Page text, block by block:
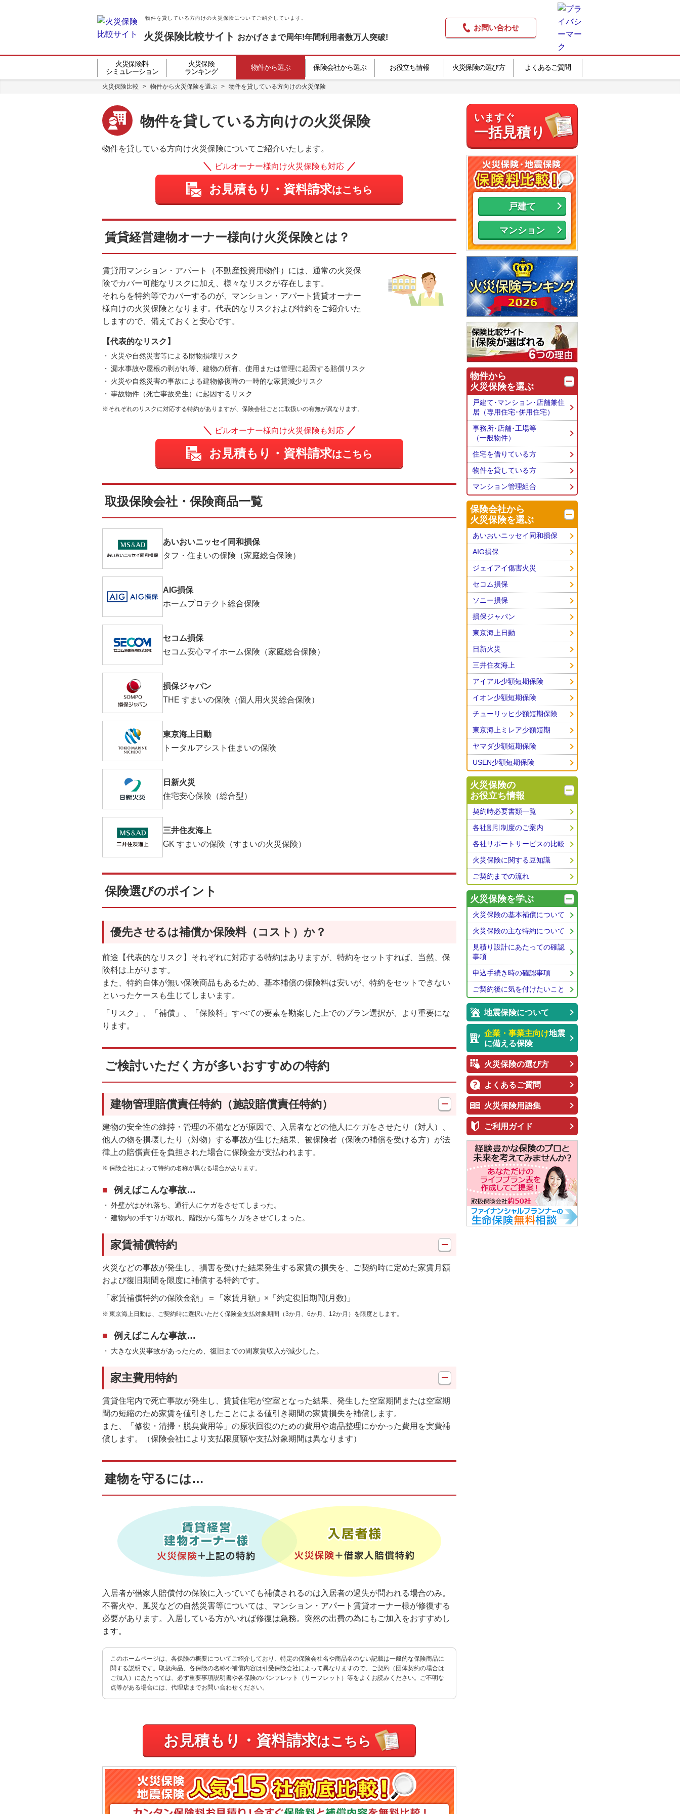
物件を貸している方向けの火災保険についてご紹介しています。
火災保険比較サイト おかげさまで周年!年間利用者数万人突破!
お問い合わせ
火災保険料
シミュレーション
火災保険
ランキング
物件から選ぶ 保険会社から選ぶ お役立ち情報 火災保険の選び方 よくあるご質問
火災保険比較 > 物件から火災保険を選ぶ > 物件を貸している方向けの火災保険
物件を貸している方向けの火災保険
物件を貸している方向け火災保険についてご紹介いたします。
ビルオーナー様向け火災保険も対応
お見積もり・資料請求はこちら
賃貸経営建物オーナー様向け火災保険とは？
賃貸用マンション・アパート（不動産投資用物件）には、通常の火災保
険でカバー可能なリスクに加え、様々なリスクが存在します。
それらを特約等でカバーするのが、マンション・アパート賃貸オーナー
様向けの火災保険となります。代表的なリスクおよび特約をご紹介いた
しますので、備えておくと安心です。
【代表的なリスク】
火災や自然災害等による財物損壊リスク
漏水事故や屋根の剥がれ等、建物の所有、使用または管理に起因する賠償リスク
火災や自然災害の事故による建物修復時の一時的な家賃減少リスク
事故物件（死亡事故発生）に起因するリスク
※それぞれのリスクに対応する特約がありますが、保険会社ごとに取扱いの有無が異なります。
ビルオーナー様向け火災保険も対応
お見積もり・資料請求はこちら
取扱保険会社・保険商品一覧
あいおいニッセイ同和損保
タフ・住まいの保険（家庭総合保険）
AIG損保
ホームプロテクト総合保険
セコム損保
セコム安心マイホーム保険（家庭総合保険）
損保ジャパン
THE すまいの保険（個人用火災総合保険）
東京海上日動
トータルアシスト住まいの保険
日新火災
住宅安心保険（総合型）
三井住友海上
GK すまいの保険（すまいの火災保険）
保険選びのポイント
優先させるは補償か保険料（コスト）か？
前途【代表的なリスク】それぞれに対応する特約はありますが、特約をセットすれば、当然、保
険料は上がります。
また、特約自体が無い保険商品もあるため、基本補償の保険料は安いが、特約をセットできない
といったケースも生じてしまいます。
「リスク」、「補償」、「保険料」すべての要素を勘案した上でのプラン選択が、より重要にな
ります。
ご検討いただく方が多いおすすめの特約
建物管理賠償責任特約（施設賠償責任特約）
建物の安全性の維持・管理の不備などが原因で、入居者などの他人にケガをさせたり（対人）、
他人の物を損壊したり（対物）する事故が生じた結果、被保険者（保険の補償を受ける方）が法
律上の賠償責任を負担された場合に保険金が支払われます。
保険会社によって特約の名称が異なる場合があります。
例えばこんな事故…
外壁がはがれ落ち、通行人にケガをさせてしまった。
建物内の手すりが取れ、階段から落ちケガをさせてしまった。
家賃補償特約
火災などの事故が発生し、損害を受けた結果発生する家賃の損失を、ご契約時に定めた家賃月額
および復旧期間を限度に補償する特約です。
「家賃補償特約の保険金額」＝「家賃月額」×「約定復旧期間(月数)」
東京海上日動は、ご契約時に選択いただく保険金支払対象期間（3か月、6か月、12か月）を限度とします。
例えばこんな事故…
大きな火災事故があったため、復旧までの間家賃収入が減少した。
家主費用特約
賃貸住宅内で死亡事故が発生し、賃貸住宅が空室となった結果、発生した空室期間または空室期
間の短縮のため家賃を値引きしたことによる値引き期間の家賃損失を補償します。
また、「修復・清掃・脱臭費用等」の原状回復のための費用や遺品整理にかかった費用を実費補
償します。（保険会社により支払限度額や支払対象期間は異なります）
建物を守るには…
入居者が借家人賠償付の保険に入っていても補償されるのは入居者の過失が問われる場合のみ。
不審火や、風災などの自然災害等については、マンション・アパート賃貸オーナー様が修復する
必要があります。入居している方がいれば修復は急務。突然の出費の為にもご加入をおすすめし
ます。
このホームページは、各保険の概要についてご紹介しており、特定の保険会社名や商品名のない記載は一般的な保険商品に
関する説明です。取扱商品、各保険の名称や補償内容は引受保険会社によって異なりますので、ご契約（団体契約の場合は
ご加入）にあたっては、必ず重要事項説明書や各保険のパンフレット（リーフレット）等をよくお読みください。ご不明な
点等がある場合には、代理店までお問い合わせください。
お見積もり・資料請求はこちら
いますぐ
一括見積り
戸建て
マンション
物件から
火災保険を選ぶ
戸建て･マンション･店舗兼住
居 （専用住宅･併用住宅）
事務所･店舗･工場等
（一般物件）
住宅を借りている方
物件を貸している方
マンション管理組合
保険会社から
火災保険を選ぶ
あいおいニッセイ同和損保
AIG損保
ジェイアイ傷害火災
セコム損保
ソニー損保
損保ジャパン
東京海上日動
日新火災
三井住友海上
アイアル少額短期保険
イオン少額短期保険
チューリッヒ少額短期保険
東京海上ミレア少額短期
ヤマダ少額短期保険
USEN少額短期保険
火災保険の
お役立ち情報
契約時必要書類一覧
各社割引制度のご案内
各社サポートサービスの比較
火災保険に関する豆知識
ご契約までの流れ
火災保険を学ぶ
火災保険の基本補償について
火災保険の主な特約について
見積り設計にあたっての確認
事項
申込手続き時の確認事項
ご契約後に気を付けたいこと
地震保険について
企業・事業主向け地震
に備える保険
火災保険の選び方
よくあるご質問
火災保険用語集
ご利用ガイド